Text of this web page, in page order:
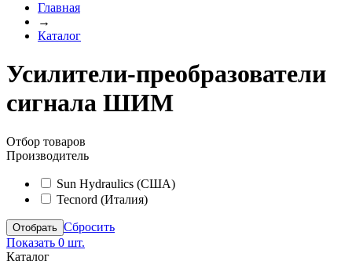
Главная
→
Каталог
Усилители-преобразователи
сигнала ШИМ
Отбор товаров
Производитель
Sun Hydraulics (США)
Tecnord (Италия)
Сбросить
Показать 0 шт.
Каталог